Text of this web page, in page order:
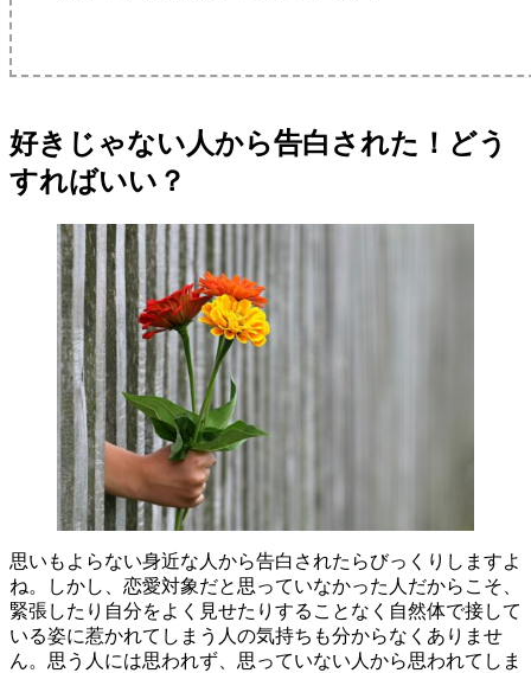
好きじゃない人から告白された！どう
すればいい？
思いもよらない身近な人から告白されたらびっくりしますよ
ね。しかし、恋愛対象だと思っていなかった人だからこそ、
緊張したり自分をよく見せたりすることなく自然体で接して
いる姿に惹かれてしまう人の気持ちも分からなくありませ
ん。思う人には思われず、思っていない人から思われてしま